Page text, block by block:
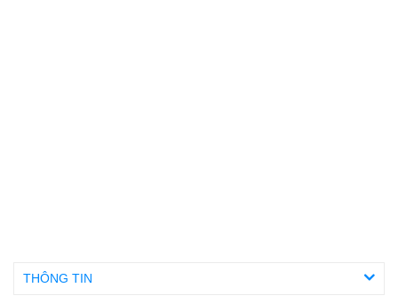
THÔNG TIN